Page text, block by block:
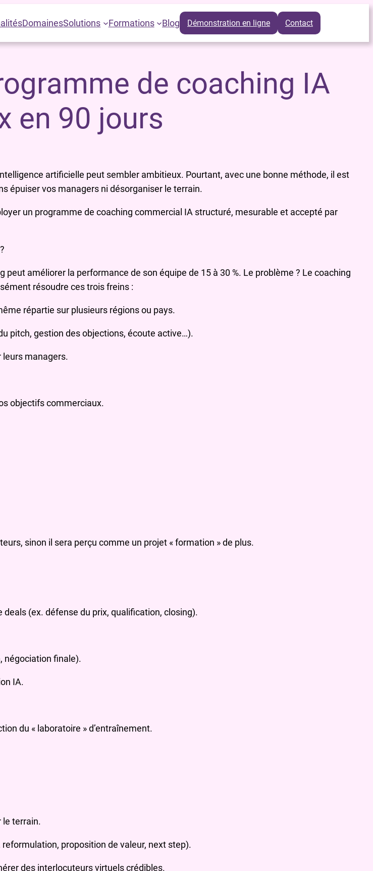
DomainesSolutions Formations Blog Démonstration en ligne Contact
de coaching IA
en 90 jours
artificielle peut sembler ambitieux. Pourtant, avec une bonne méthode, il est
épuiser vos managers ni désorganiser le terrain.
un programme de coaching commercial IA structuré, mesurable et accepté par
améliorer la performance de son équipe de 15 à 30 %. Le problème ? Le coaching
résoudre ces trois freins :
répartie sur plusieurs régions ou pays.
pitch, gestion des objections, écoute active…).
leurs managers.
objectifs commerciaux.
sinon il sera perçu comme un projet « formation » de plus.
(ex. défense du prix, qualification, closing).
négociation finale).
IA.
du « laboratoire » d’entraînement.
le terrain.
proposition de valeur, next step).
des interlocuteurs virtuels crédibles.